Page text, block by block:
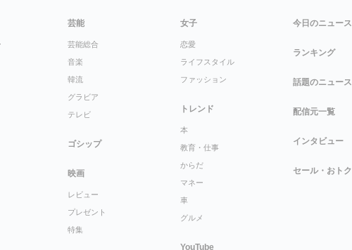
芸能
芸能総合
音楽
韓流
グラビア
テレビ
ゴシップ
映画
レビュー
プレゼント
特集
女子
恋愛
ライフスタイル
ファッション
トレンド
本
教育・仕事
からだ
マネー
車
グルメ
YouTube
今日のニュース
ランキング
話題のニュース
配信元一覧
インタビュー
セール・おトク